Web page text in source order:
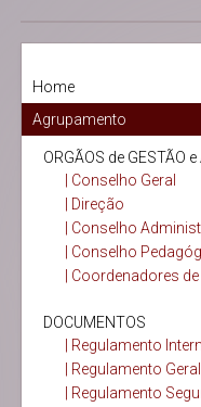
Home
Agrupamento
ORGÃOS de GESTÃO
| Conselho Geral
| Direção
| Conselho
| Conselho
| Coordenadores
DOCUMENTOS
| Regulamento
| Regulamento
| Regulamento